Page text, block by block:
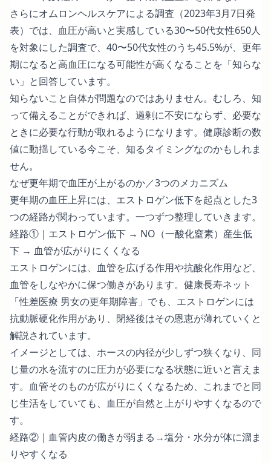
さらにオムロンヘルスケアによる調査（2023年3月7日発
表） では、血圧が高いと実感している30〜50代女性650人
を対象にした調査で、40〜50代女性のうち45.5%が、更年
期になると高血圧になる可能性が高くなることを「知らな
い」と回答しています。
知らないこと自体が問題なのではありません。むしろ、知
って備えることができれば、過剰に不安にならず、必要な
ときに必要な行動が取れるようになります。健康診断の数
値に動揺している今こそ、知るタイミングなのかもしれま
せん。
なぜ更年期で血圧が上がるのか／3つのメカニズム
更年期の血圧上昇には、エストロゲン低下を起点とした3
つの経路が関わっています。一つずつ整理していきます。
経路①｜エストロゲン低下 → NO（一酸化窒素）産生低
下 → 血管が広がりにくくなる
エストロゲンには、血管を広げる作用や抗酸化作用など、
血管をしなやかに保つ働きがあります。 健康長寿ネット
「性差医療 男女の更年期障害」 でも、エストロゲンには
抗動脈硬化作用があり、閉経後はその恩恵が薄れていくと
解説されています。
イメージとしては、ホースの内径が少しずつ狭くなり、同
じ量の水を流すのに圧力が必要になる状態に近いと言えま
す。血管そのものが広がりにくくなるため、これまでと同
じ生活をしていても、血圧が自然と上がりやすくなるので
す。
経路②｜血管内皮の働きが弱まる→塩分・水分が体に溜ま
りやすくなる